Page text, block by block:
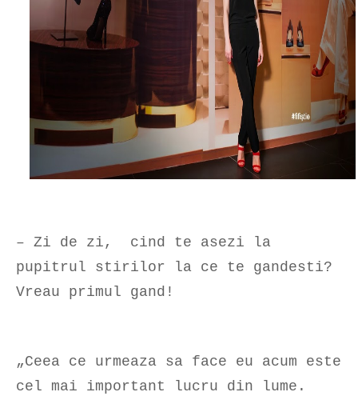
– Zi de zi, cind te asezi la
pupitrul stirilor la ce te gandesti?
Vreau primul gand!
„Ceea ce urmeaza sa face eu acum este
cel mai important lucru din lume.